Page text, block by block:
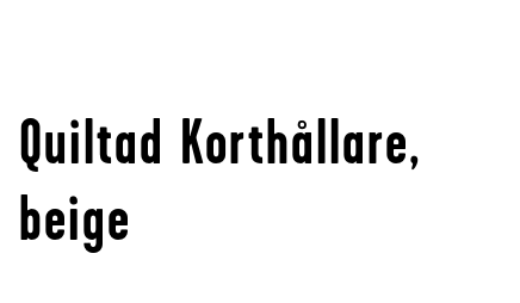
Quiltad Korthållare,
beige